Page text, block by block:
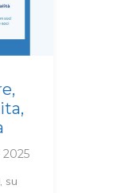
su